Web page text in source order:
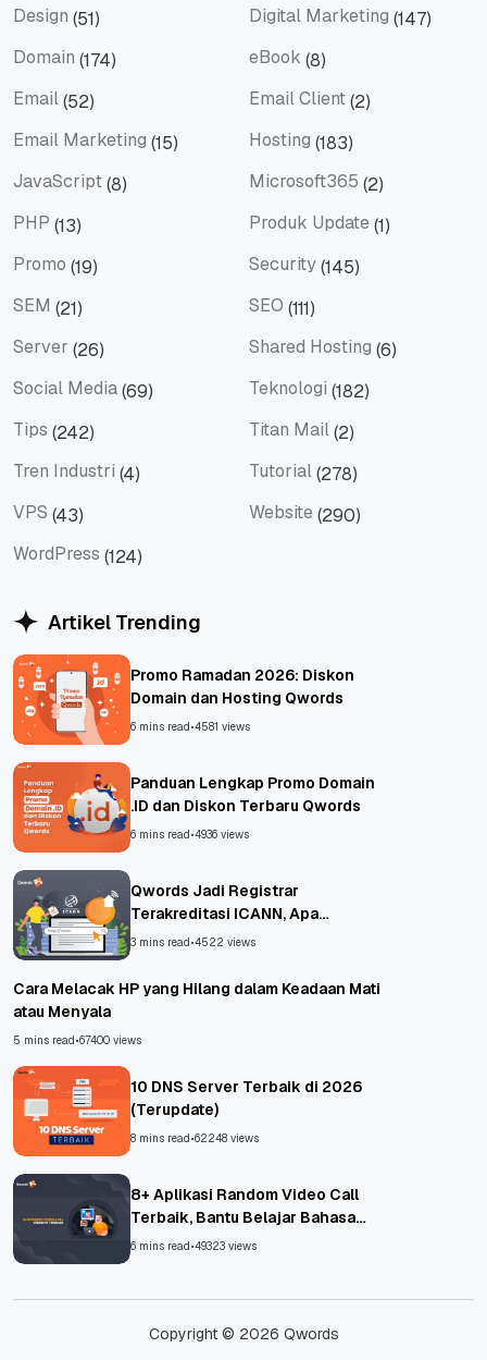
Design (51) Digital Marketing (147)
Domain (174) eBook (8)
Email(52) Email Client(2)
Email Marketing (15) Hosting (183)
JavaScript(8) Microsoft365 (2)
PHP (13) Produk Update (1)
Promo (19) Security(145)
SEM (21) SEO (111)
Server (26) Shared Hosting (6)
Social Media(69) Teknologi (182)
Tips (242) Titan Mail(2)
Tren Industri (4) Tutorial(278)
VPS (43) Website (290)
WordPress (124)
Artikel Trending
Promo Ramadan 2026: Diskon
Domain dan Hosting Qwords
6 mins read•4581 views
Panduan Lengkap Promo Domain
.ID dan Diskon Terbaru Qwords
6 mins read•4936 views
Qwords Jadi Registrar
Terakreditasi ICANN, Apa
Untungnya?
3 mins read•4522 views
Cara Melacak HP yang Hilang dalam Keadaan Mati
atau Menyala
5 mins read•67400 views
10 DNS Server Terbaik di 2026
(Terupdate)
8 mins read•62248 views
8+ Aplikasi Random Video Call
Terbaik, Bantu Belajar Bahasa
Asing!
6 mins read•49323 views
Copyright © 2026 Qwords